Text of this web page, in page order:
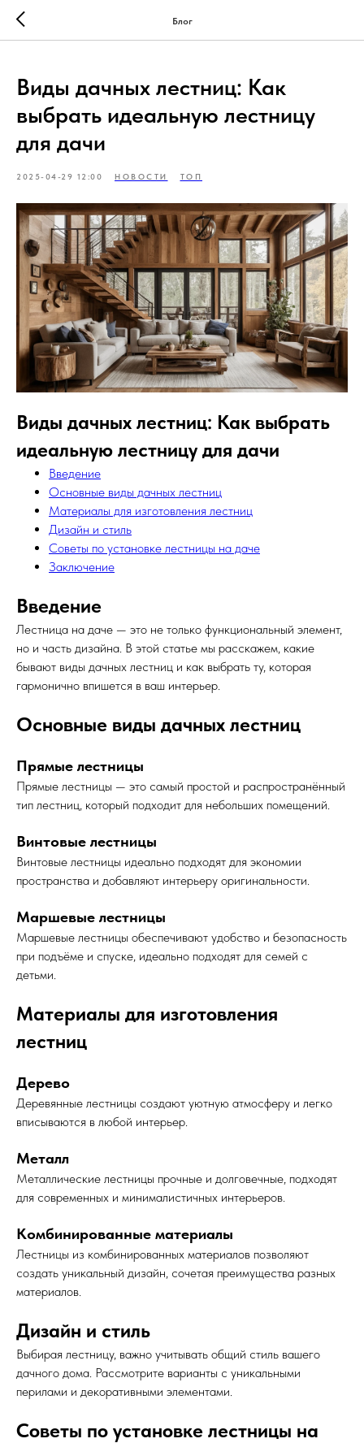
Блог
Виды дачных лестниц: Как
выбрать идеальную лестницу
для дачи
2025-04-29 12:00 НОВОСТИ ТОП
Виды дачных лестниц: Как выбрать
идеальную лестницу для дачи
Введение
Основные виды дачных лестниц
Материалы для изготовления лестниц
Дизайн и стиль
Советы по установке лестницы на даче
Заключение
Введение
Лестница на даче — это не только функциональный элемент,
но и часть дизайна. В этой статье мы расскажем, какие
бывают виды дачных лестниц и как выбрать ту, которая
гармонично впишется в ваш интерьер.
Основные виды дачных лестниц
Прямые лестницы
Прямые лестницы — это самый простой и распространённый
тип лестниц, который подходит для небольших помещений.
Винтовые лестницы
Винтовые лестницы идеально подходят для экономии
пространства и добавляют интерьеру оригинальности.
Маршевые лестницы
Маршевые лестницы обеспечивают удобство и безопасность
при подъёме и спуске, идеально подходят для семей с
детьми.
Материалы для изготовления
лестниц
Дерево
Деревянные лестницы создают уютную атмосферу и легко
вписываются в любой интерьер.
Металл
Металлические лестницы прочные и долговечные, подходят
для современных и минималистичных интерьеров.
Комбинированные материалы
Лестницы из комбинированных материалов позволяют
создать уникальный дизайн, сочетая преимущества разных
материалов.
Дизайн и стиль
Выбирая лестницу, важно учитывать общий стиль вашего
дачного дома. Рассмотрите варианты с уникальными
перилами и декоративными элементами.
Советы по установке лестницы на